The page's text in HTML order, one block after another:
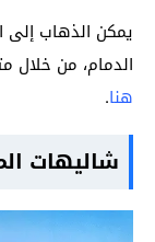
يمكن الذهاب إلى
الدمام، من خلال
هنا.
شاليهات